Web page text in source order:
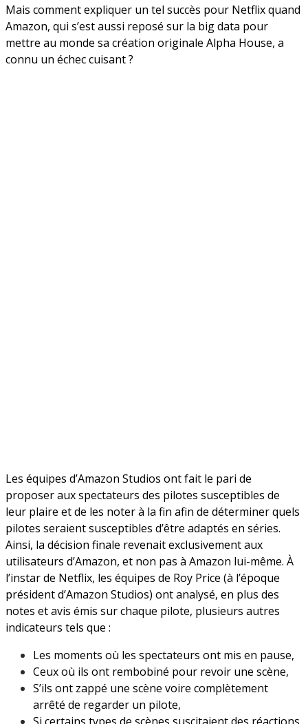
Mais comment expliquer un tel succès pour Netflix quand
Amazon, qui s’est aussi reposé sur la big data pour
mettre au monde sa création originale Alpha House, a
connu un échec cuisant ?
Les équipes d’Amazon Studios ont fait le pari de
proposer aux spectateurs des pilotes susceptibles de
leur plaire et de les noter à la fin afin de déterminer quels
pilotes seraient susceptibles d’être adaptés en séries.
Ainsi, la décision finale revenait exclusivement aux
utilisateurs d’Amazon, et non pas à Amazon lui-même. À
l’instar de Netflix, les équipes de Roy Price (à l’époque
président d’Amazon Studios) ont analysé, en plus des
notes et avis émis sur chaque pilote, plusieurs autres
indicateurs tels que :
Les moments où les spectateurs ont mis en pause,
Ceux où ils ont rembobiné pour revoir une scène,
S’ils ont zappé une scène voire complètement
arrêté de regarder un pilote,